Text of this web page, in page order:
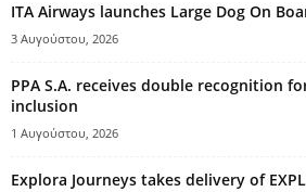
ITA Airways launches Large Dog On
3 Αυγούστου, 2026
PPA S.A. receives double recognition
inclusion
1 Αυγούστου, 2026
Explora Journeys takes delivery of